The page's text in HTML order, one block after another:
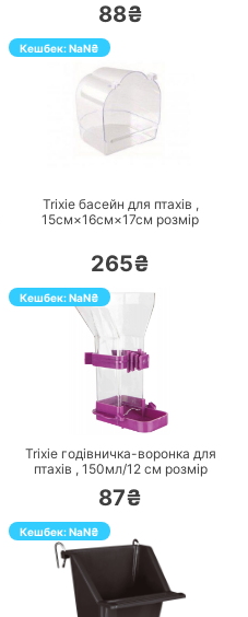
88₴
Кешбек:NaN₴
Trixie басейн для птахів ,
15см×16см×17см розмір
265₴
Кешбек:NaN₴
ПЕРЕЙТИ
Trixie годівничка-воронка для
птахів , 150мл/12 см розмір
87₴
Кешбек:NaN₴